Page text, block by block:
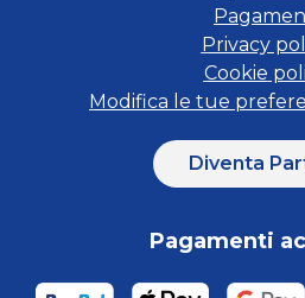
Privacy
Cookie
Modifica le tue
Diventa
Pagamenti